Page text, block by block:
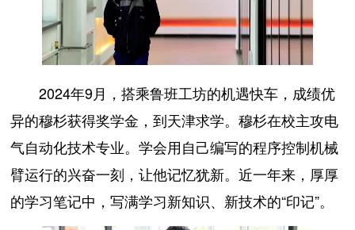
2024年9月，搭乘鲁班工坊的机遇快车，成绩优
异的穆杉获得奖学金，到天津求学。穆杉在校主攻电
气自动化技术专业。学会用自己编写的程序控制机械
臂运行的兴奋一刻，让他记忆犹新。近一年来，厚厚
的学习笔记中，写满学习新知识、新技术的“印记”。